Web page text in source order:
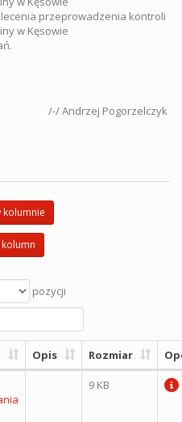
przeprowadzenia kontroli
w Kęsowie
kolumnie
pozycji
Opis Rozmiar
9 KB